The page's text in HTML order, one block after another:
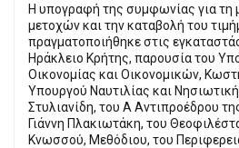
Η υπογραφή της συμφωνίας για τη
μετοχών και την καταβολή του
πραγματοποιήθηκε στις
Ηράκλειο Κρήτης, παρουσία του
Οικονομίας και Οικονομικών,
Υπουργού Ναυτιλίας και
Στυλιανίδη, του Α Αντιπροέδρου
Γιάννη Πλακιωτάκη, του
Κνωσσού, Μεθόδιου, του